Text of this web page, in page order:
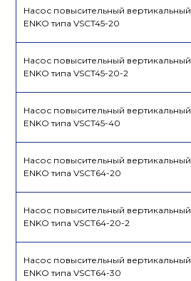
Насос повысительный вертикальный
ENKO типа VSCT45-20
Насос повысительный вертикальный
ENKO типа VSCT45-20-2
Насос повысительный вертикальный
ENKO типа VSCT45-40
Насос повысительный вертикальный
ENKO типа VSCT64-20
Насос повысительный вертикальный
ENKO типа VSCT64-20-2
Насос повысительный вертикальный
ENKO типа VSCT64-30